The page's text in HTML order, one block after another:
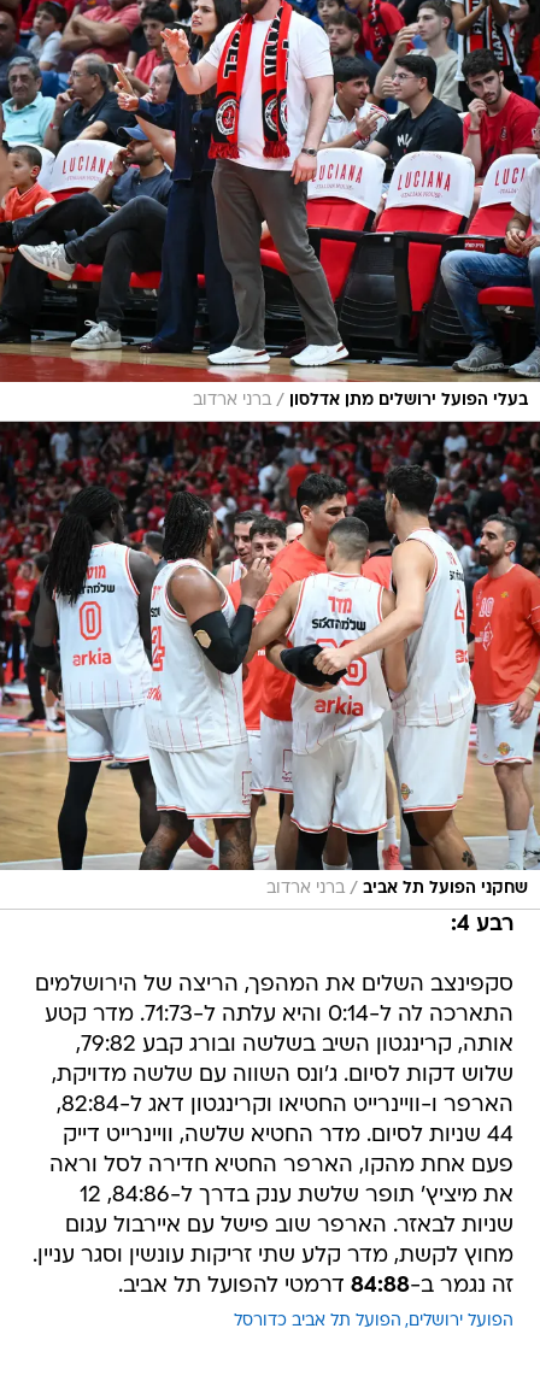
בעלי הפועל ירושלים מתן אדלסון / ברני ארדוב
שחקני הפועל תל אביב / ברני ארדוב
רבע 4:
סקפינצב השלים את המהפך, הריצה של הירושלמים
התארכה לה ל-0:14 והיא עלתה ל-71:73. מדר קטע
אותה, קרינגטון השיב בשלשה ובורג קבע 79:82,
שלוש דקות לסיום. ג'ונס השווה עם שלשה מדויקת,
הארפר ו-וויינרייט החטיאו וקרינגטון דאג ל-82:84,
44 שניות לסיום. מדר החטיא שלשה, וויינרייט דייק
פעם אחת מהקו, הארפר החטיא חדירה לסל וראה
את מיציץ' תופר שלשת ענק בדרך ל-84:86, 12
שניות לבאזר. הארפר שוב פישל עם איירבול עגום
מחוץ לקשת, מדר קלע שתי זריקות עונשין וסגר עניין.
זה נגמר ב-84:88 דרמטי להפועל תל אביב.
הפועל ירושלים הפועל תל אביב כדורסל